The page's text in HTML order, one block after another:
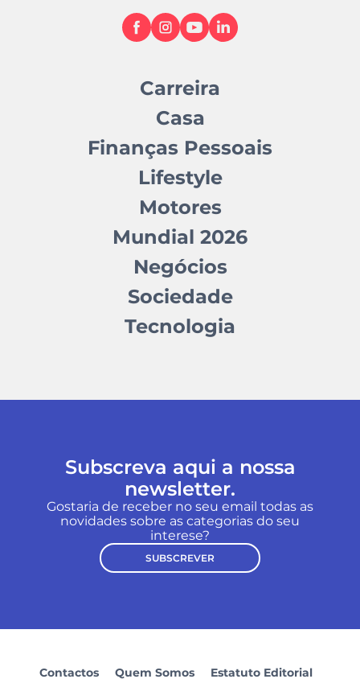
Carreira
Casa
Finanças Pessoais
Lifestyle
Motores
Mundial 2026
Negócios
Sociedade
Tecnologia
Subscreva aqui a nossa
newsletter.
Gostaria de receber no seu email todas as
novidades sobre as categorias do seu
interese?
SUBSCREVER
Contactos Quem Somos Estatuto Editorial